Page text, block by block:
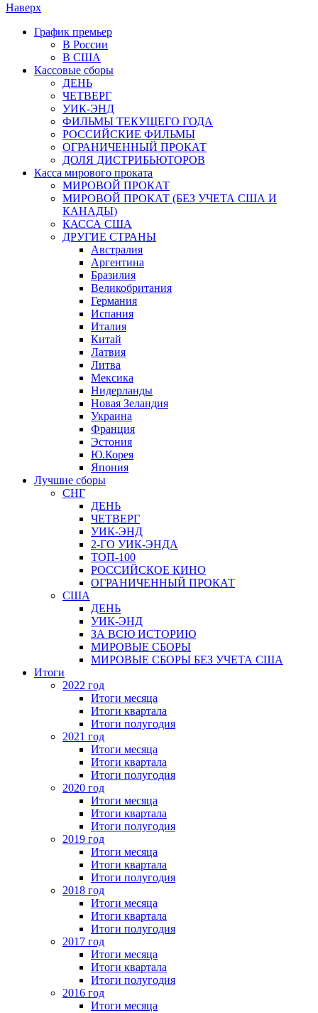
Наверх
График премьер
В России
В США
Кассовые сборы
ДЕНЬ
ЧЕТВЕРГ
УИК-ЭНД
ФИЛЬМЫ ТЕКУЩЕГО ГОДА
РОССИЙСКИЕ ФИЛЬМЫ
ОГРАНИЧЕННЫЙ ПРОКАТ
ДОЛЯ ДИСТРИБЬЮТОРОВ
Касса мирового проката
МИРОВОЙ ПРОКАТ
МИРОВОЙ ПРОКАТ (БЕЗ УЧЕТА США И
КАНАДЫ)
КАССА США
ДРУГИЕ СТРАНЫ
Австралия
Аргентина
Бразилия
Великобритания
Германия
Испания
Италия
Китай
Латвия
Литва
Мексика
Нидерланды
Новая Зеландия
Украина
Франция
Эстония
Ю.Корея
Япония
Лучшие сборы
СНГ
ДЕНЬ
ЧЕТВЕРГ
УИК-ЭНД
2-ГО УИК-ЭНДА
ТОП-100
РОССИЙСКОЕ КИНО
ОГРАНИЧЕННЫЙ ПРОКАТ
США
ДЕНЬ
УИК-ЭНД
ЗА ВСЮ ИСТОРИЮ
МИРОВЫЕ СБОРЫ
МИРОВЫЕ СБОРЫ БЕЗ УЧЕТА США
Итоги
2022 год
Итоги месяца
Итоги квартала
Итоги полугодия
2021 год
Итоги месяца
Итоги квартала
Итоги полугодия
2020 год
Итоги месяца
Итоги квартала
Итоги полугодия
2019 год
Итоги месяца
Итоги квартала
Итоги полугодия
2018 год
Итоги месяца
Итоги квартала
Итоги полугодия
2017 год
Итоги месяца
Итоги квартала
Итоги полугодия
2016 год
Итоги месяца